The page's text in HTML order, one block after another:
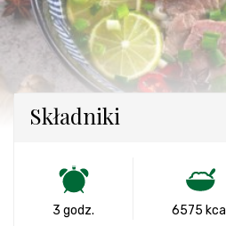
Składniki
3 godz. 6575 kcal